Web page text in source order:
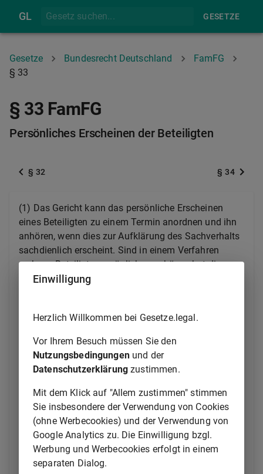
GL GESETZE
Gesetze Bundesrecht Deutschland
FamFG
§ 33
§ 33 FamFG
Persönliches Erscheinen der Beteiligten
§ 32 § 34
(1) Das Gericht kann das persönliche Erscheinen
eines Beteiligten zu einem Termin anordnen und ihn
anhören, wenn dies zur Aufklärung des Sachverhalts
sachdienlich erscheint. Sind in einem Verfahren
mehrere Beteiligte persönlich anzuhören, hat die
Anhörung eines Beteiligten in Abwesenheit der
anderen Gründen erforderlich ist. Als persönliches
Erscheinen gilt auch die Teilnahme an einem Termin
per Bild- und Tonübertragung nach
(2) Der verfahrensfähige Beteiligte ist selbst zu laden,
auch wenn er einen Bevollmächtigten hat; dieser ist
von der Ladung zu benachrichtigen. Das Gericht soll
die Zustellung der Ladung anordnen, wenn das
Erscheinen eines Beteiligten ungewiss ist.
(3) Bleibt der ordnungsgemäß geladene Beteiligte
unentschuldigt im Termin aus, kann gegen ihn durch
Einwilligung
Herzlich Willkommen bei Gesetze.legal.
Vor Ihrem Besuch müssen Sie den
Nutzungsbedingungenund der
Datenschutzerklärung zustimmen.
Mit dem Klick auf "Allem zustimmen" stimmen
Sie insbesondere der Verwendung von Cookies
(ohne Werbecookies) und der Verwendung von
Google Analytics zu. Die Einwilligung bzgl.
Werbung und Werbecookies erfolgt in einem
separaten Dialog.